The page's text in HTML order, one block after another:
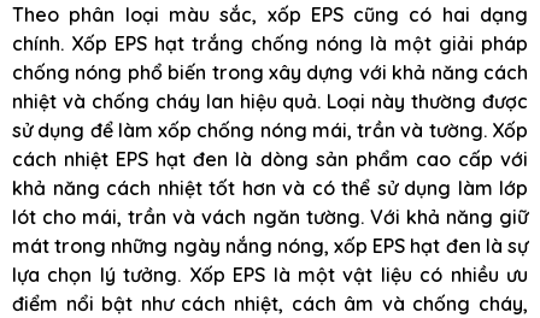
Theo phân loại màu sắc, xốp EPS cũng có hai dạng
chính. Xốp EPS hạt trắng chống nóng là một giải pháp
chống nóng phổ biến trong xây dựng với khả năng cách
nhiệt và chống cháy lan hiệu quả. Loại này thường được
sử dụng để làm xốp chống nóng mái, trần và tường. Xốp
cách nhiệt EPS hạt đen là dòng sản phẩm cao cấp với
khả năng cách nhiệt tốt hơn và có thể sử dụng làm lớp
lót cho mái, trần và vách ngăn tường. Với khả năng giữ
mát trong những ngày nắng nóng, xốp EPS hạt đen là sự
lựa chọn lý tưởng. Xốp EPS là một vật liệu có nhiều ưu
điểm nổi bật như cách nhiệt, cách âm và chống cháy,